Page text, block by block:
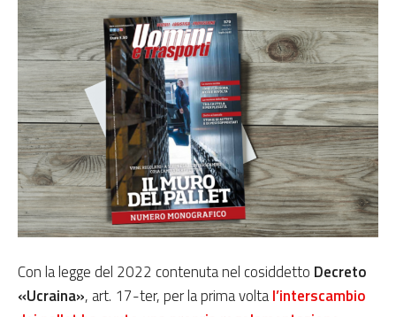
Con la legge del 2022 contenuta nel cosiddetto Decreto
«Ucraina», art. 17-ter, per la prima voltal’interscambio